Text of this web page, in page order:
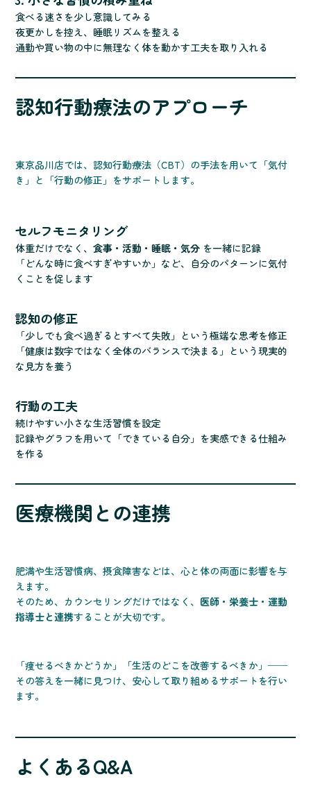
食べる速さを少し意識してみる
夜更かしを控え、睡眠リズムを整える
通勤や買い物の中に無理なく体を動かす工夫を取り入れる
認知行動療法のアプローチ
東京品川店では、認知行動療法（CBT）の手法を用いて「気付
き」と「行動の修正」をサポートします。
セルフモニタリング
体重だけでなく、食事・活動・睡眠・気分 を一緒に記録
「どんな時に食べすぎやすいか」など、自分のパターンに気付
くことを促します
認知の修正
「少しでも食べ過ぎるとすべて失敗」という極端な思考を修正
「健康は数字ではなく全体のバランスで決まる」という現実的
な見方を養う
行動の工夫
続けやすい小さな生活習慣を設定
記録やグラフを用いて「できている自分」を実感できる仕組み
を作る
医療機関との連携
肥満や生活習慣病、摂食障害などは、心と体の両面に影響を与
えます。
そのため、カウンセリングだけではなく、 医師・栄養士・運動
指導士と連携することが大切です。
「痩せるべきかどうか」「生活のどこを改善するべきか」──
その答えを一緒に見つけ、安心して取り組めるサポートを行い
ます。
よくあるQ&A